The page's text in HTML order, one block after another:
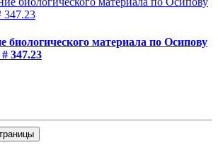
биологического материала по Осипову
347.23